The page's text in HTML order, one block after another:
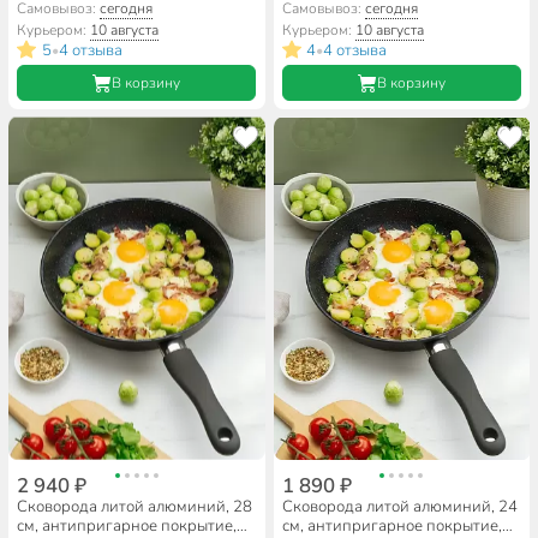
Нева Металл Посуда,
Оригинальная, низкая, 4524
Самовывоз:сегодня
Курьером: 10 августа
5•4 отзыва
В корзину
Нева Металл Посуда, Titan
Space, индукция, 918126i
Самовывоз: сегодня
Курьером: 10 августа
4•4 отзыва
В корзину
2 940 ₽
Сковорода литой алюминий, 28
см, антипригарное покрытие,
1 890 ₽
Сковорода литой алюминий, 24
см, антипригарное покрытие,